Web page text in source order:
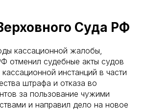
Суда РФ
кассационной жалобы,
отменил судебные акты судов
инстанций в части
штрафа и отказа во
за пользование чужими
и направил дело на новое